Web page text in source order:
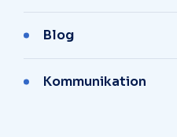
Blog
Kommunikation